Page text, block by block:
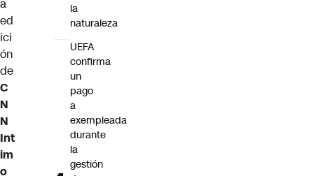
a
ed
ici
ón
de
C
N
N
Int
im
o
la
naturaleza
UEFA
confirma
un
pago
a
exempleada
durante
la
gestión